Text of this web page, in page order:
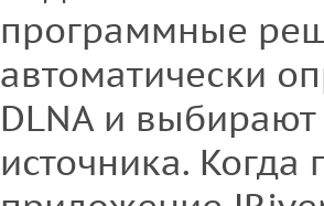
программные
автоматически
DLNA и
источника. Когда